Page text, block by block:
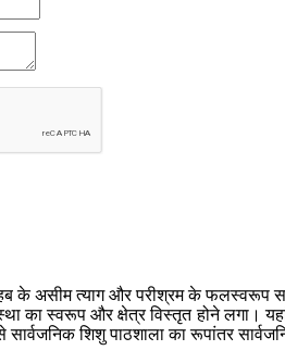
के असीम त्याग और परीश्रम के फलस्वरूप
का स्वरूप और क्षेत्र विस्तृत होने लगा।
शिशु पाठशाला का रूपांतर